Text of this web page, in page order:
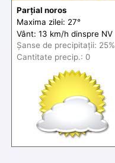
Parțial noros
Maxima zilei: 27°
Vânt: 13 km/h dinspre NV
Șanse de precipitații: 25%
Cantitate precip.: 0